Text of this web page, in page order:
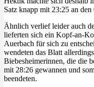
Satz knapp mit 23:25 an den
Ähnlich verlief leider auch
lieferten sich ein Kopf-an-
Auerbach für sich zu
wendeten das Blatt
Biebesheimerinnen, die die
mit 28:26 gewannen und
beendeten.